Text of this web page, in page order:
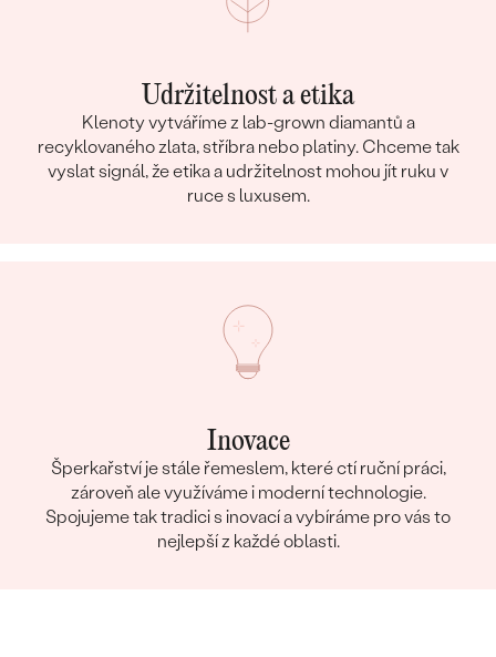
Udržitelnost a etika
Klenoty vytváříme z lab-grown diamantů a
recyklovaného zlata, stříbra nebo platiny. Chceme tak
vyslat signál, že etika a udržitelnost mohou jít ruku v
ruce s luxusem.
Inovace
Šperkařství je stále řemeslem, které ctí ruční práci,
zároveň ale využíváme i moderní technologie.
Spojujeme tak tradici s inovací a vybíráme pro vás to
nejlepší z každé oblasti.